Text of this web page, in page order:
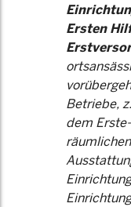
Ersten
Betriebe,
dem